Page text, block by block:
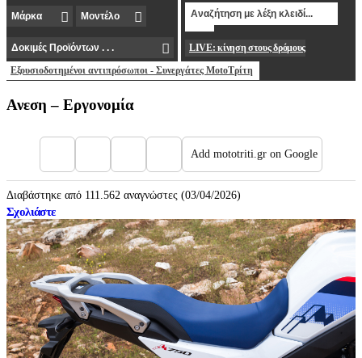
LIVE: κίνηση στους δρόμους
Εξουσιοδοτημένοι αντιπρόσωποι - Συνεργάτες MotoΤρίτη
Ανεση – Εργονομία
Add mototriti.gr on Google
Διαβάστηκε από 111.562 αναγνώστες (03/04/2026)
Σχολιάστε